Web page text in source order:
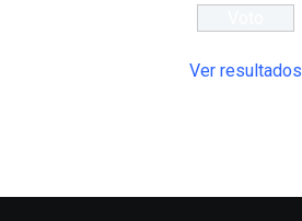
Ver resultados